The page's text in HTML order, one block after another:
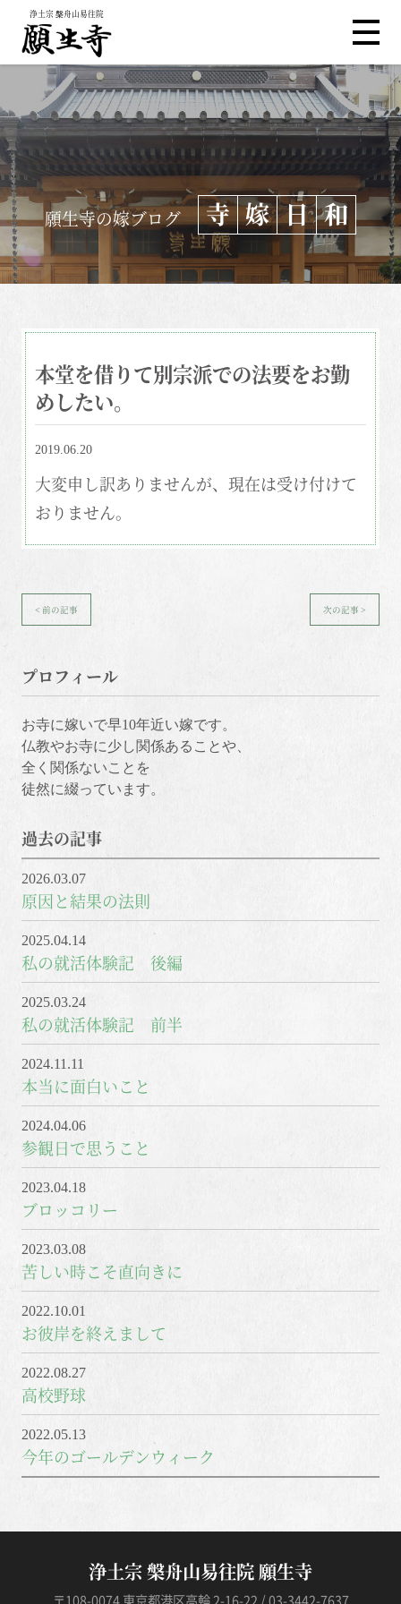
浄土宗 槃舟山易往院
願生寺の嫁ブログ 寺 嫁 日 和
本堂を借りて別宗派での法要をお勤
めしたい。
2019.06.20
大変申し訳ありませんが、現在は受け付けて
おりません。
< 前の記事 次の記事 >
プロフィール
お寺に嫁いで早10年近い嫁です。
仏教やお寺に少し関係あることや、
全く関係ないことを
徒然に綴っています。
過去の記事
2026.03.07
原因と結果の法則
2025.04.14
私の就活体験記 後編
2025.03.24
私の就活体験記 前半
2024.11.11
本当に面白いこと
2024.04.06
参観日で思うこと
2023.04.18
ブロッコリー
2023.03.08
苦しい時こそ直向きに
2022.10.01
お彼岸を終えまして
2022.08.27
高校野球
2022.05.13
今年のゴールデンウィーク
浄土宗 槃舟山易往院 願生寺
〒108-0074 東京都港区高輪 2-16-22 / 03-3442-7637